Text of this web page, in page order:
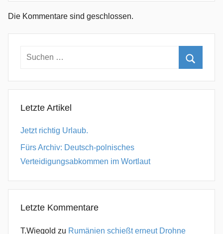
Die Kommentare sind geschlossen.
Letzte Artikel
Jetzt richtig Urlaub.
Fürs Archiv: Deutsch-polnisches
Verteidigungsabkommen im Wortlaut
Letzte Kommentare
T.Wiegold zu Rumänien schießt erneut Drohne